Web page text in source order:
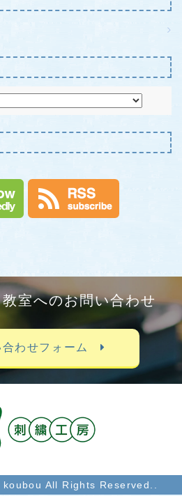
室へのお問い合わせ
合わせフォーム
All Rights Reserved..